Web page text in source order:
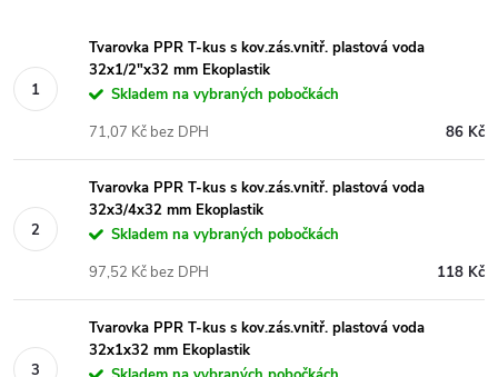
Tvarovka PPR T-kus s kov.zás.vnitř. plastová voda
32x1/2"x32 mm Ekoplastik
Skladem na vybraných pobočkách
86 Kč
71,07 Kč bez DPH
Tvarovka PPR T-kus s kov.zás.vnitř. plastová voda
32x3/4x32 mm Ekoplastik
Skladem na vybraných pobočkách
118 Kč
97,52 Kč bez DPH
Tvarovka PPR T-kus s kov.zás.vnitř. plastová voda
32x1x32 mm Ekoplastik